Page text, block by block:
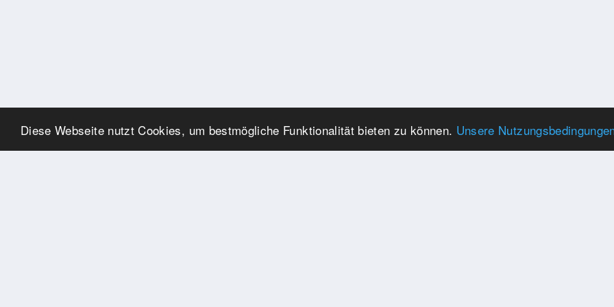
Diese Webseite nutzt Cookies, um bestmögliche Funktionalität bieten zu können. Unsere